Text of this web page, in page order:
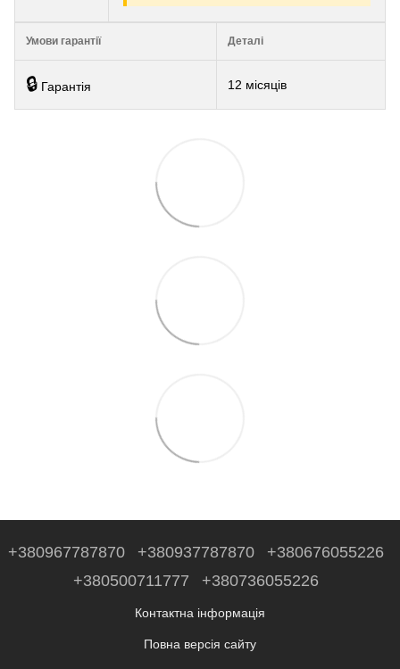
Умови гарантії Деталі
🔒 Гарантія 12 місяців
+380967787870 +380937787870
+380676055226
+380500711777
+380736055226
Контактна інформація
Повна версія сайту